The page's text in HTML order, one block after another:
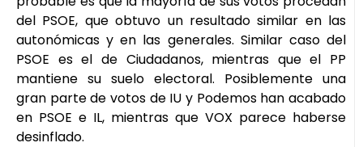
del PSOE, que obtuvo un resultado similar en las
autonómicas y en las generales. Similar caso del
PSOE es el de Ciudadanos, mientras que el PP
mantiene su suelo electoral. Posiblemente una
gran parte de votos de IU y Podemos han acabado
en PSOE e IL, mientras que VOX parece haberse
desinflado.